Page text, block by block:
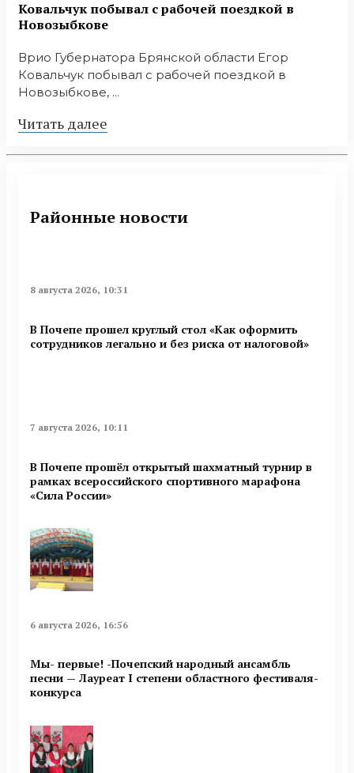
Ковальчук побывал с рабочей поездкой в
Новозыбкове
Врио Губернатора Брянской области Егор
Ковальчук побывал с рабочей поездкой в
Новозыбкове, ...
Читать далее
Районные новости
8 августа 2026, 10:31
В Почепе прошел круглый стол «Как оформить
сотрудников легально и без риска от налоговой»
7 августа 2026, 10:11
В Почепе прошёл открытый шахматный турнир в
рамках всероссийского спортивного марафона
«Сила России»
6 августа 2026, 16:56
Мы- первые! -Почепский народный ансамбль
песни — Лауреат I степени областного фестиваля-
конкурса